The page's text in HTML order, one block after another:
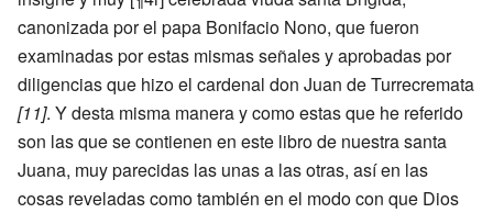
canonizada por el papa Bonifacio Nono, que fueron
examinadas por estas mismas señales y aprobadas por
diligencias que hizo el cardenal don Juan de Turrecremata
[11]. Y desta misma manera y como estas que he referido
son las que se contienen en este libro de nuestra santa
Juana, muy parecidas las unas a las otras, así en las
cosas reveladas como también en el modo con que Dios